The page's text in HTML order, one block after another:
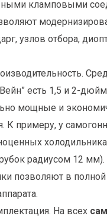
кламповыми
узлов отбора,
есть 1,5 и 2-
мощные и
К примеру, у
радиусом 12 мм).
позволяют в
На всех